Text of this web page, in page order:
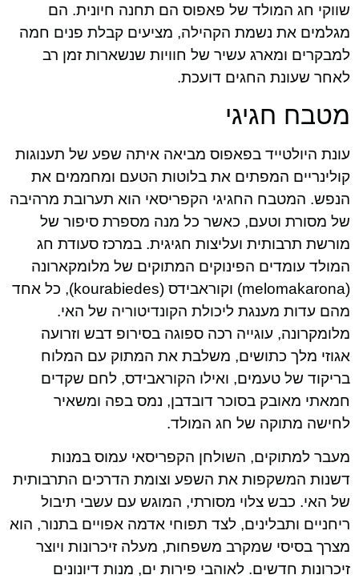
שווקי חג המולד של פאפוס הם תחנה חיונית. הם
מגלמים את נשמת הקהילה, מציעים קבלת פנים חמה
למבקרים ומארג עשיר של חוויות שנשארות זמן רב
לאחר שעונת החגים דועכת.
מטבח חגיגי
עונת היולטייד בפאפוס מביאה איתה שפע של תענוגות
קולינריים המפתים את בלוטות הטעם ומחממים את
הנפש. המטבח החגיגי הקפריסאי הוא תערובת מרהיבה
של מסורת וטעם, כאשר כל מנה מספרת סיפור של
מורשת תרבותית ועליצות חגיגית. במרכז סעודת חג
המולד עומדים הפינוקים המתוקים של מלומקארונה
(melomakarona) וקוראבידס (kourabiedes), כל אחד
מהם עדות מענגת ליכולת הקונדיטוריה של האי.
מלומקרונה, עוגייה רכה ספוגה בסירופ דבש וזרועה
אגוזי מלך כתושים, משלבת את המתוק עם המלוח
בריקוד של טעמים, ואילו הקוראבידס, לחם שקדים
חמאתי מאובק בסוכר דובדבן, נמס בפה ומשאיר
לחישה מתוקה של חג המולד.
מעבר למתוקים, השולחן הקפריסאי עמוס במנות
דשנות המשקפות את השפע וצומת הדרכים התרבותית
של האי. כבש צלוי מסורתי, המוגש עם עשבי תיבול
ריחניים ותבלינים, לצד תפוחי אדמה אפויים בתנור, הוא
מצרך בסיסי שמקרב משפחות, מעלה זיכרונות ויוצר
זיכרונות חדשים. לאוהבי פירות ים, מנות דיונונים